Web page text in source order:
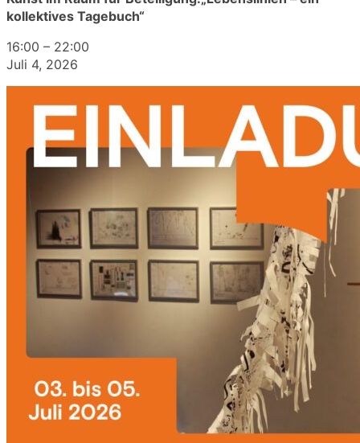
kollektives Tagebuch“
16:00 – 22:00
Juli 4, 2026